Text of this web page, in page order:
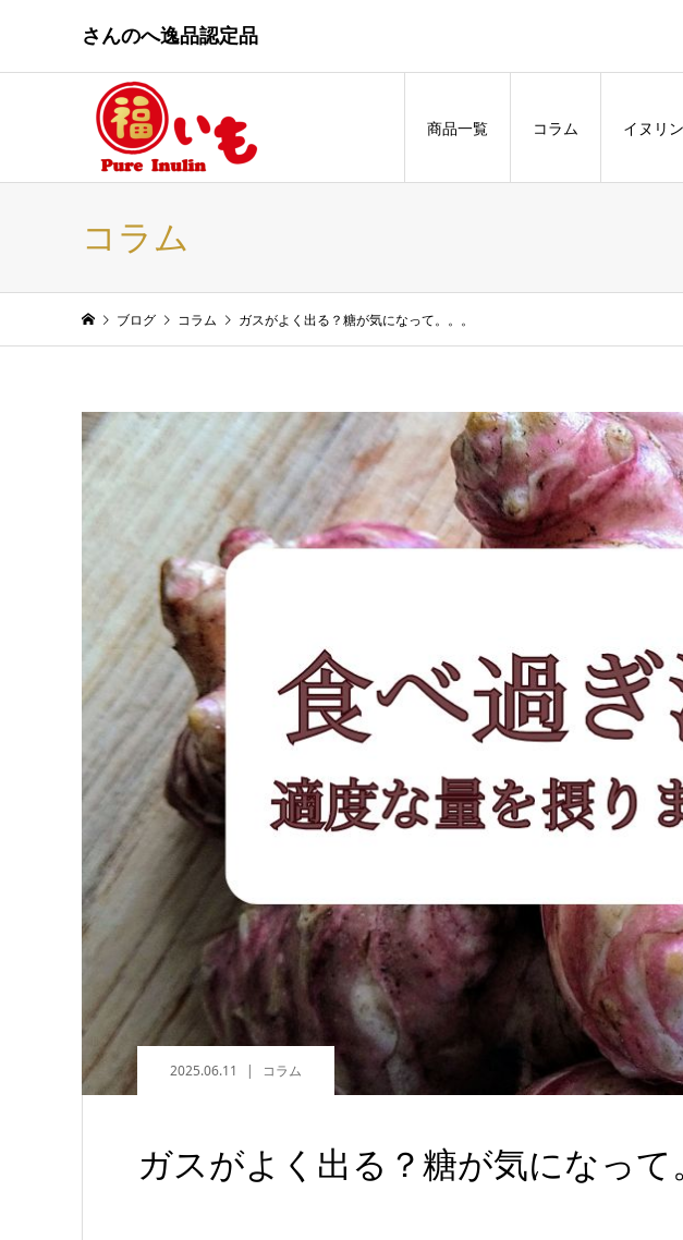
さんのへ逸品認定品
商品一覧 コラム イヌリ
コラム
ブログ コラム ガスがよく出る？糖が気になって。。。
2025.06.11 コラム
ガスがよく出る？糖が気になって